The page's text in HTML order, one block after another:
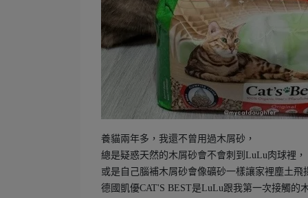
養貓兩年多，我還不曾用過木屑砂，
總是疑惑天然的木屑砂會不會刺到LuLu肉球裡，
或是自己腦補木屑砂會像礦砂一樣讓家裡塵土飛
德國凱優CAT'S BEST是LuLu跟我第一次接觸的